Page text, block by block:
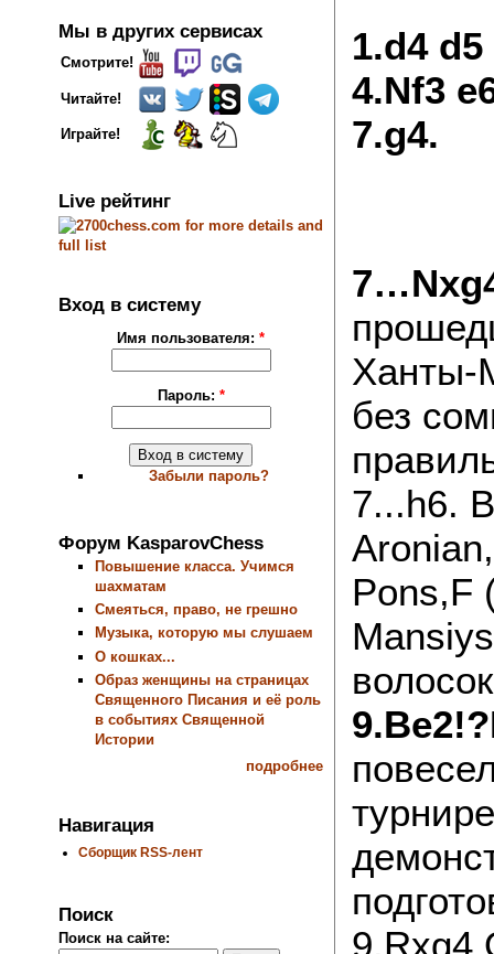
Мы в других сервисах
Смотрите!
Читайте!
Играйте!
Live рейтинг
Вход в систему
Имя пользователя:*
Пароль: *
Забыли пароль?
Форум KasparovChess
Повышение класса. Учимся
шахматам
Смеяться, право, не грешно
Музыка, которую мы слушаем
О кошках...
Образ женщины на страницах
Священного Писания и её роль
в событиях Священной
Истории
подробнее
Навигация
Сборщик RSS-лент
Поиск
Поиск на сайте:
1.d4
4.Nf3
7.g4.
Ханты-
без
7...h6.
Pons,F
9.Rxg4